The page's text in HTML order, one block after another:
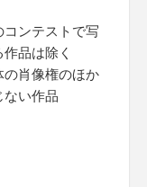
ンテストで写
品は除く
肖像権のほか
ない作品